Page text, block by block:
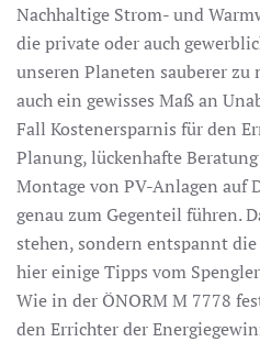
Nachhaltige Strom- und
die private oder auch
unseren Planeten sauberer
auch ein gewisses Maß an
Fall Kostenersparnis für den
Planung, lückenhafte
Montage von PV-Anlagen auf
genau zum Gegenteil führen.
stehen, sondern entspannt
hier einige Tipps vom
Wie in der ÖNORM M 7778
den Errichter der